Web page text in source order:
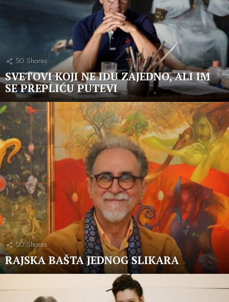
50 Shares
SVETOVI KOJI NE IDU ZAJEDNO, ALI IM
SE PREPLIĆU PUTEVI
50 Shares
RAJSKA BAŠTA JEDNOG SLIKARA